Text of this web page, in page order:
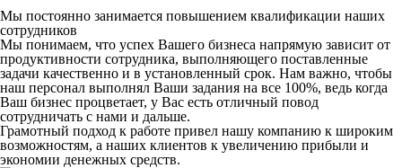
Мы постоянно занимается повышением квалификации наших
сотрудников
Мы понимаем, что успех Вашего бизнеса напрямую зависит от
продуктивности сотрудника, выполняющего поставленные
задачи качественно и в установленный срок. Нам важно, чтобы
наш персонал выполнял Ваши задания на все 100%, ведь когда
Ваш бизнес процветает, у Вас есть отличный повод
сотрудничать с нами и дальше.
Грамотный подход к работе привел нашу компанию к широким
возможностям, а наших клиентов к увеличению прибыли и
экономии денежных средств.